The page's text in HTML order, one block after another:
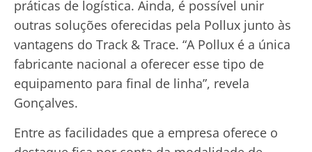
práticas de logística. Ainda, é possível unir
outras soluções oferecidas pela Pollux junto às
vantagens do Track & Trace. “A Pollux é a única
fabricante nacional a oferecer esse tipo de
equipamento para final de linha”, revela
Gonçalves.
Entre as facilidades que a empresa oferece o